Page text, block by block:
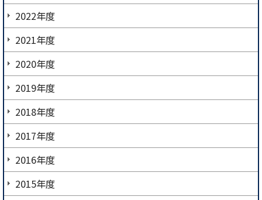
2022年度
2021年度
2020年度
2019年度
2018年度
2017年度
2016年度
2015年度